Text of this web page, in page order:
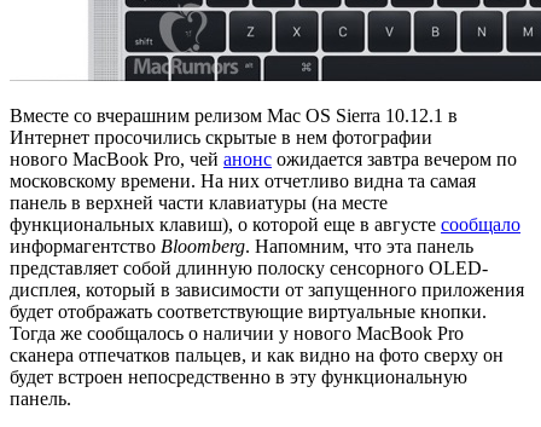
Вместе со вчерашним релизом Mac OS Sierra 10.12.1 в
Интернет просочились скрытые в нем фотографии
нового MacBook Pro, чей анонс ожидается завтра вечером по
московскому времени. На них отчетливо видна та самая
панель в верхней части клавиатуры (на месте
функциональных клавиш), о которой еще в августе сообщало
информагентство Bloomberg. Напомним, что эта панель
представляет собой длинную полоску сенсорного OLED-
дисплея, который в зависимости от запущенного приложения
будет отображать соответствующие виртуальные кнопки.
Тогда же сообщалось о наличии у нового MacBook Pro
сканера отпечатков пальцев, и как видно на фото сверху он
будет встроен непосредственно в эту функциональную
панель.